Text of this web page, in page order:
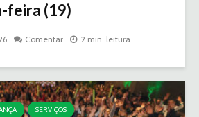
feira (19)
Comentar 2 min. leitura
SERVIÇOS